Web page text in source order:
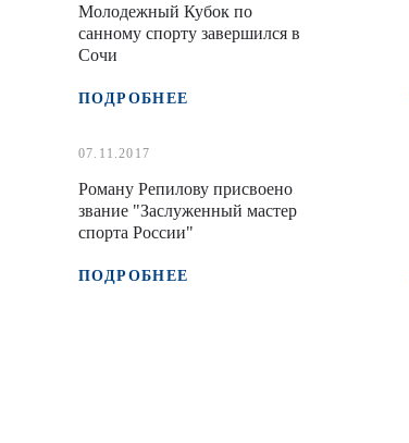
Молодежный Кубок по
санному спорту завершился в
Сочи
ПОДРОБНЕЕ
07.11.2017
Роману Репилову присвоено
звание "Заслуженный мастер
спорта России"
ПОДРОБНЕЕ